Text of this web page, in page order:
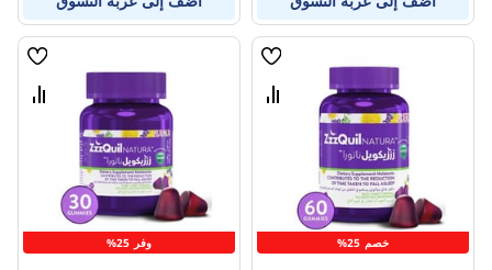
خصم 25%
قائمة
قارن
وفر 25%
قائمة
قارن